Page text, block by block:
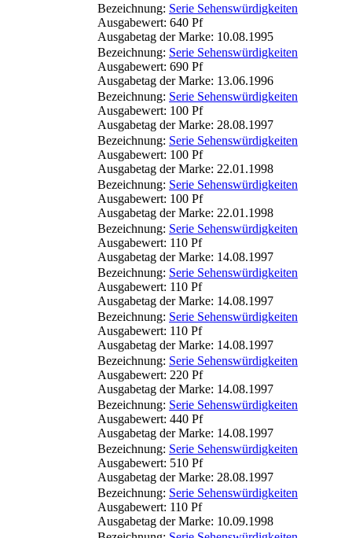
Bezeichnung: Serie Sehenswürdigkeiten
Ausgabewert: 640 Pf
Ausgabetag der Marke: 10.08.1995
Bezeichnung: Serie Sehenswürdigkeiten
Ausgabewert: 690 Pf
Ausgabetag der Marke: 13.06.1996
Bezeichnung: Serie Sehenswürdigkeiten
Ausgabewert: 100 Pf
Ausgabetag der Marke: 28.08.1997
Bezeichnung: Serie Sehenswürdigkeiten
Ausgabewert: 100 Pf
Ausgabetag der Marke: 22.01.1998
Bezeichnung: Serie Sehenswürdigkeiten
Ausgabewert: 100 Pf
Ausgabetag der Marke: 22.01.1998
Bezeichnung: Serie Sehenswürdigkeiten
Ausgabewert: 110 Pf
Ausgabetag der Marke: 14.08.1997
Bezeichnung: Serie Sehenswürdigkeiten
Ausgabewert: 110 Pf
Ausgabetag der Marke: 14.08.1997
Bezeichnung: Serie Sehenswürdigkeiten
Ausgabewert: 110 Pf
Ausgabetag der Marke: 14.08.1997
Bezeichnung: Serie Sehenswürdigkeiten
Ausgabewert: 220 Pf
Ausgabetag der Marke: 14.08.1997
Bezeichnung: Serie Sehenswürdigkeiten
Ausgabewert: 440 Pf
Ausgabetag der Marke: 14.08.1997
Bezeichnung: Serie Sehenswürdigkeiten
Ausgabewert: 510 Pf
Ausgabetag der Marke: 28.08.1997
Bezeichnung: Serie Sehenswürdigkeiten
Ausgabewert: 110 Pf
Ausgabetag der Marke: 10.09.1998